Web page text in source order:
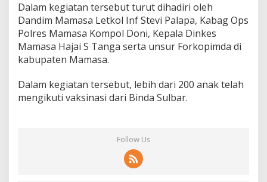
Dalam kegiatan tersebut turut dihadiri oleh
Dandim Mamasa Letkol Inf Stevi Palapa, Kabag Ops
Polres Mamasa Kompol Doni, Kepala Dinkes
Mamasa Hajai S Tanga serta unsur Forkopimda di
kabupaten Mamasa.
Dalam kegiatan tersebut, lebih dari 200 anak telah
mengikuti vaksinasi dari Binda Sulbar.
Follow Us